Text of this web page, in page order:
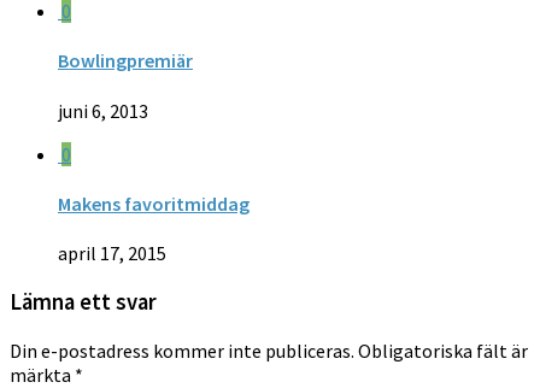
0
Bowlingpremiär
juni 6, 2013
0
Makens favoritmiddag
april 17, 2015
Lämna ett svar
Din e-postadress kommer inte publiceras. Obligatoriska fält är
märkta *